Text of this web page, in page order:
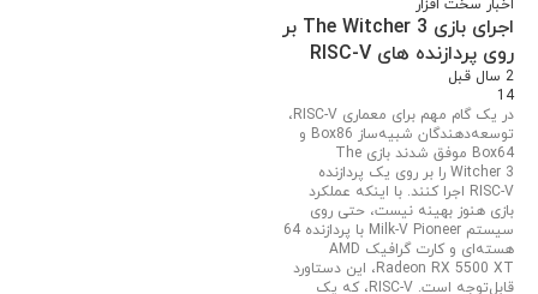
اخبار سخت افزار
اجرای بازی The Witcher 3 بر
روی پردازنده های RISC-V
2 سال قبل
14
در یک گام مهم برای معماری RISC-V،
توسعه‌دهندگان شبیه‌ساز Box86 و
Box64 موفق شدند بازی The
Witcher 3 را بر روی یک پردازنده
RISC-V اجرا کنند. با اینکه عملکرد
بازی هنوز بهینه نیست، حتی روی
سیستم Milk-V Pioneer با پردازنده 64
هسته‌ای و کارت گرافیک AMD
Radeon RX 5500 XT، این دستاورد
قابل‌توجه است. RISC-V، که یک